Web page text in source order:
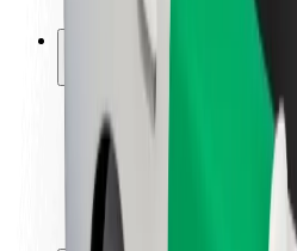
Fundo Urbano
Segurança dos passageiros
Segurança dos motoristas
Segurança das trotinetes
Safety Lab